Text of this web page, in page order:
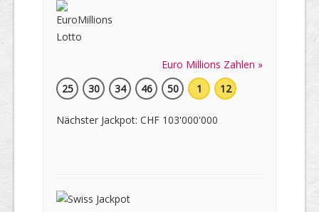
Euro Millions Zahlen »
25
30 34 46 50 1 12
Nächster Jackpot: CHF 103'000'000